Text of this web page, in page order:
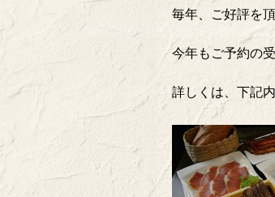
毎年、ご好評を
今年もご予約の
詳しくは、下記